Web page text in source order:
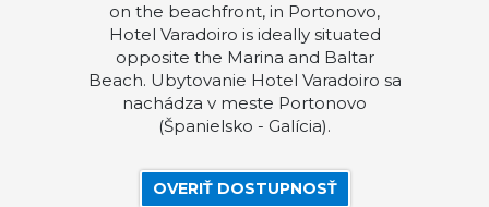
on the beachfront, in Portonovo,
Hotel Varadoiro is ideally situated
opposite the Marina and Baltar
Beach. Ubytovanie Hotel Varadoiro sa
nachádza v meste Portonovo
(Španielsko - Galícia).
OVERIŤ DOSTUPNOSŤ